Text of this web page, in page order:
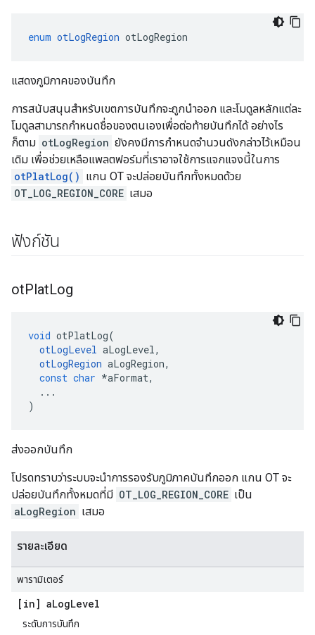
enum otLogRegion otLogRegion
แสดงภูมิภาคของบันทึก
การสนับสนุนสำหรับเขตการบันทึกจะถูกนำออก และโมดูลหลักแต่ละ
โมดูลสามารถกำหนดชื่อของตนเองเพื่อต่อท้ายบันทึกได้ อย่างไร
ก็ตาม otLogRegion ยังคงมีการกำหนดจำนวนดังกล่าวไว้เหมือน
เดิม เพื่อช่วยเหลือแพลตฟอร์มที่เราอาจใช้การแจกแจงนี้ในการ
otPlatLog() แกน OT จะปล่อยบันทึกทั้งหมดด้วย
OT_LOG_REGION_CORE เสมอ
ฟังก์ชัน
otPlatLog
void otPlatLog(
otLogLevel aLogLevel,
otLogRegion aLogRegion,
const char *aFormat,
...
)
ส่งออกบันทึก
โปรดทราบว่าระบบจะนําการรองรับภูมิภาคบันทึกออก แกน OT จะ
ปล่อยบันทึกทั้งหมดที่มี OT_LOG_REGION_CORE เป็น
aLogRegion เสมอ
รายละเอียด
พารามิเตอร์
[in] aLogLevel
ระดับการบันทึก